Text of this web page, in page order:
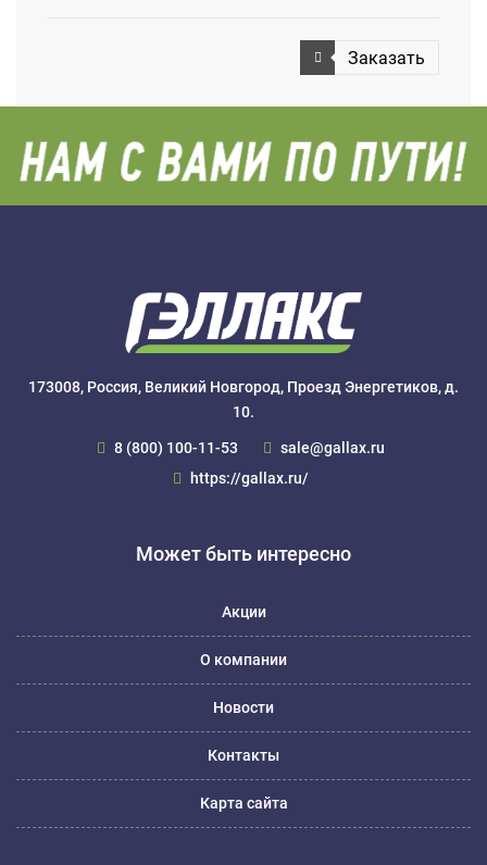
Заказать
173008, Россия, Великий Новгород, Проезд Энергетиков, д.
10.
8 (800) 100-11-53
sale@gallax.ru
https://gallax.ru/
Может быть интересно
Акции
О компании
Новости
Контакты
Карта сайта